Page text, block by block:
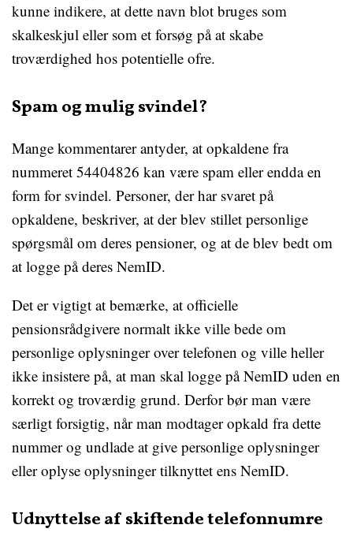
kunne indikere, at dette navn blot bruges som
skalkeskjul eller som et forsøg på at skabe
troværdighed hos potentielle ofre.
Spam og mulig svindel?
Mange kommentarer antyder, at opkaldene fra
nummeret 54404826 kan være spam eller endda en
form for svindel. Personer, der har svaret på
opkaldene, beskriver, at der blev stillet personlige
spørgsmål om deres pensioner, og at de blev bedt om
at logge på deres NemID.
Det er vigtigt at bemærke, at officielle
pensionsrådgivere normalt ikke ville bede om
personlige oplysninger over telefonen og ville heller
ikke insistere på, at man skal logge på NemID uden en
korrekt og troværdig grund. Derfor bør man være
særligt forsigtig, når man modtager opkald fra dette
nummer og undlade at give personlige oplysninger
eller oplyse oplysninger tilknyttet ens NemID.
Udnyttelse af skiftende telefonnumre